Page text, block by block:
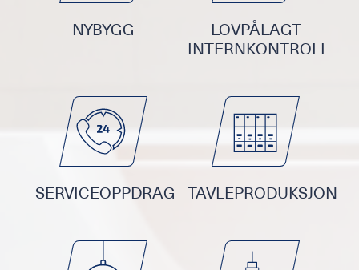
Jeg godtar personvernerklæringen
NYBYGG
LOVPÅLAGT
INTERNKONTROLL
SERVICEOPPDRAG TAVLEPRODUKSJON